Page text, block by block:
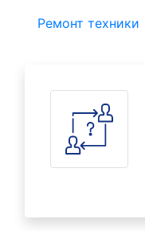
Ремонт техники